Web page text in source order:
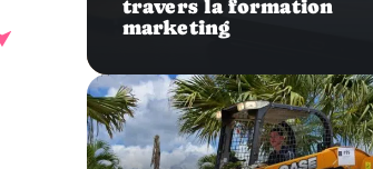
travers la formation
marketing